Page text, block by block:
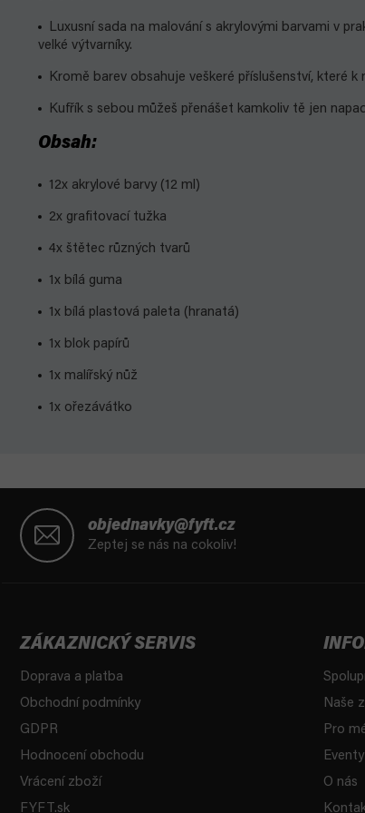
Luxusní sada na malování s akrylovými barvami v
velké výtvarníky.
Kromě barev obsahuje veškeré příslušenství, které k
Kufřík s sebou můžeš přenášet kamkoliv tě jen
Obsah:
12x akrylové barvy (12 ml)
2x grafitovací tužka
4x štětec různých tvarů
1x bílá guma
1x bílá plastová paleta (hranatá)
1x blok papírů
1x malířský nůž
1x ořezávátko
objednavky@fyft.cz
Zeptej se nás na cokoliv!
ZÁKAZNICKÝ SERVIS
Doprava a platba
Obchodní podmínky
GDPR
Hodnocení obchodu
Vrácení zboží
FYFT.sk
Naše
Pro
Eventy
O nás